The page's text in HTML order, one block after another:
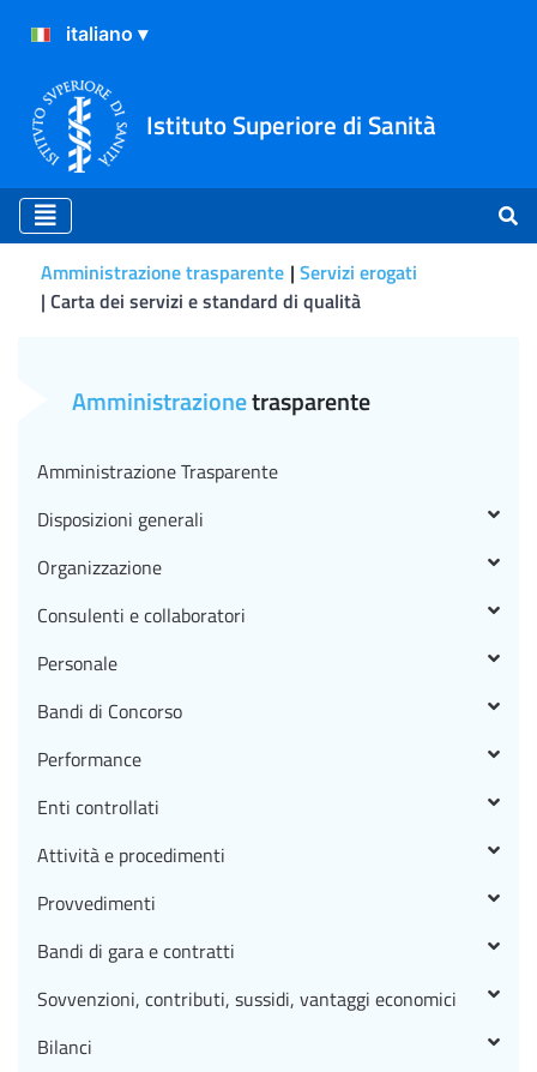
Istituto Superiore di Sanità
Amministrazione trasparente Servizi erogati
Carta dei servizi e standard di qualità
Amministrazionetrasparente
Amministrazione Trasparente
Disposizioni generali
Organizzazione
Consulenti e collaboratori
Personale
Bandi di Concorso
Performance
Enti controllati
Attività e procedimenti
Provvedimenti
Bandi di gara e contratti
Sovvenzioni, contributi, sussidi, vantaggi economici
Bilanci